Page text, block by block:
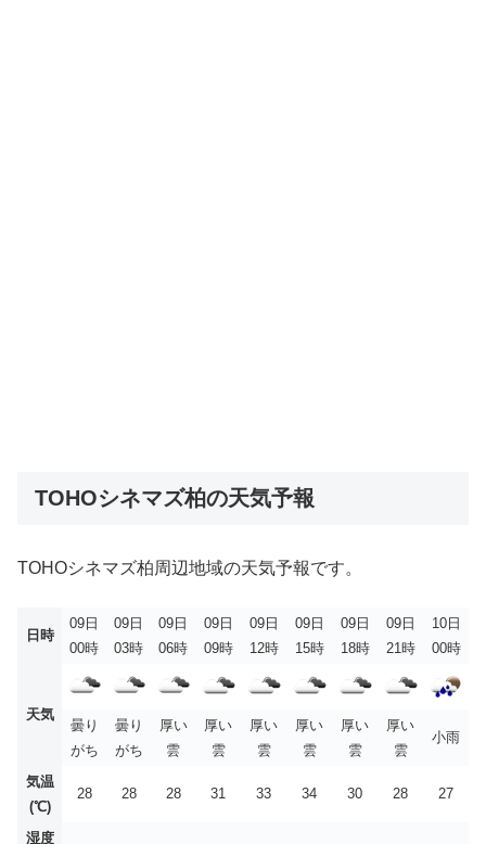
TOHOシネマズ柏の天気予報
TOHOシネマズ柏周辺地域の天気予報です。
日時
09日
00時
09日
03時
09日
06時
09日
09時
09日
12時
09日
15時
09日
18時
09日
21時
10日
00時
天気
曇り
がち
曇り
がち
厚い
雲
厚い
雲
厚い
雲
厚い
雲
厚い
雲
厚い
雲
小雨
気温
(℃)
28 28 28 31 33 34 30 28 27
湿度